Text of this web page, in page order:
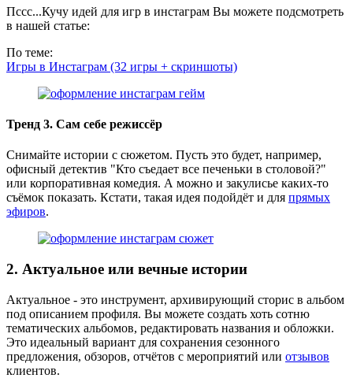
Пссс...Кучу идей для игр в инстаграм Вы можете подсмотреть
в нашей статье:
По теме:
Игры в Инстаграм (32 игры + скриншоты)
Тренд 3. Сам себе режиссёр
Снимайте истории с сюжетом. Пусть это будет, например,
офисный детектив "Кто съедает все печеньки в столовой?"
или корпоративная комедия. А можно и закулисье каких-то
съёмок показать. Кстати, такая идея подойдёт и для прямых
эфиров.
2. Актуальное или вечные истории
Актуальное - это инструмент, архивирующий сторис в альбом
под описанием профиля. Вы можете создать хоть сотню
тематических альбомов, редактировать названия и обложки.
Это идеальный вариант для сохранения сезонного
предложения, обзоров, отчётов с мероприятий или отзывов
клиентов.